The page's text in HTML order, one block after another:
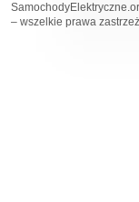
– wszelkie prawa